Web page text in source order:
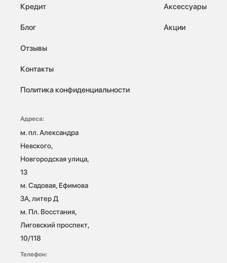
Кредит
Блог
Отзывы
Контакты
Политика конфиденциальности
Аксессуары
Акции
Адреса:
м. пл. Александра
Невского,
Новгородская улица,
13
м. Садовая, Ефимова
3А, литер Д
м. Пл. Восстания,
Лиговский проспект,
10/118
Телефон: